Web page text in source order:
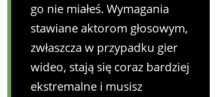
go nie miałeś. Wymagania
stawiane aktorom głosowym,
zwłaszcza w przypadku gier
wideo, stają się coraz bardziej
ekstremalne i musisz